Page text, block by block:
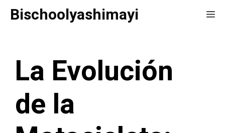
SaltarBischoolyashimayi
La Evolución
de la